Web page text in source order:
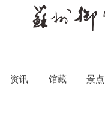
资讯 馆藏 景点